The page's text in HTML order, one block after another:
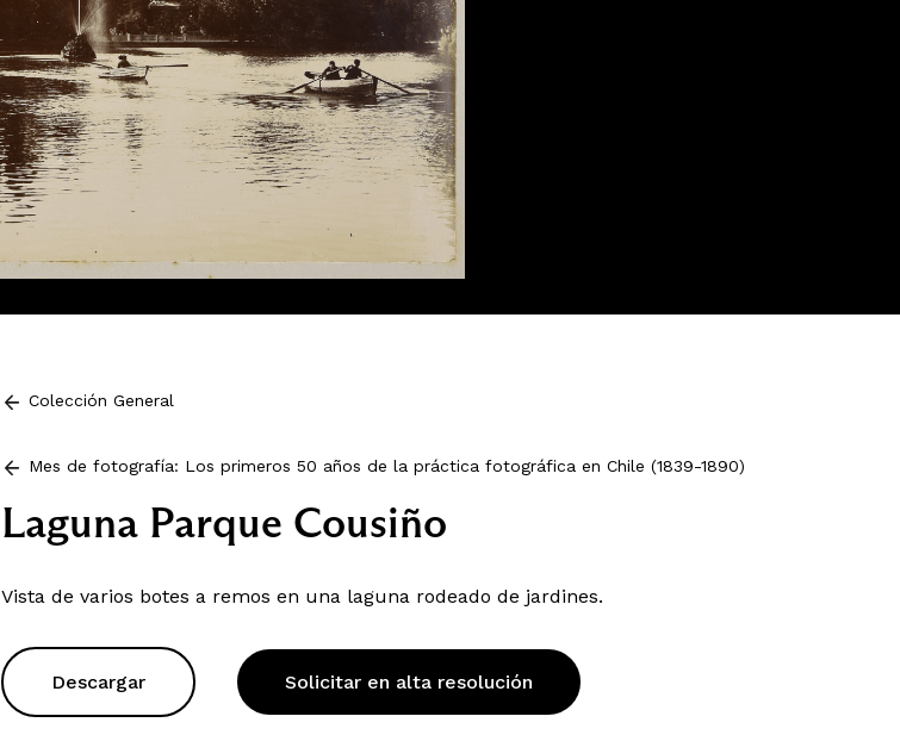
Colección General
Mes de fotografía: Los primeros 50 años de la práctica fotográfica en Chile (1839-1890)
Laguna Parque Cousiño
Vista de varios botes a remos en una laguna rodeado de jardines.
Descargar Solicitar en alta resolución